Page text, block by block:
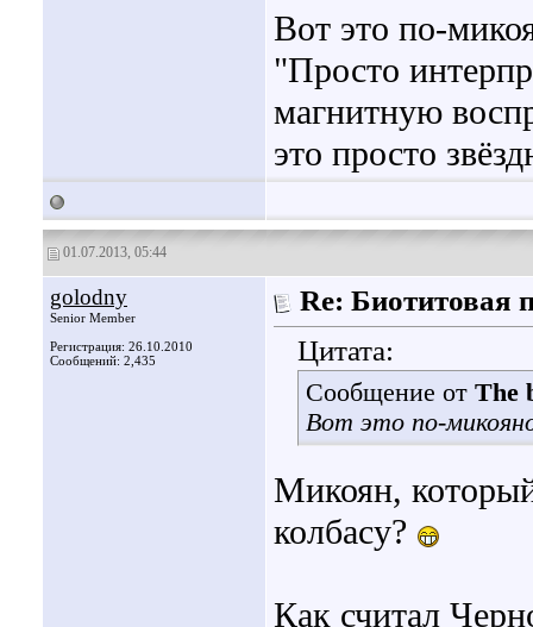
Вот это по-
"Просто
магнитную
это просто
01.07.2013, 05:44
golodny
Senior Member
Регистрация: 26.10.2010
Сообщений: 2,435
Re: Биотитовая
Цитата:
Сообщение от The
Вот это по-
Микоян,
колбасу?
Как считал